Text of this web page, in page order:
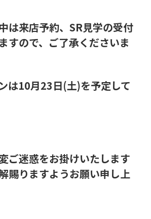
は来店予約、SR見学の受付
すので、ご了承くださいま
は10月23日(土)を予定して
ご迷惑をお掛けいたします
賜りますようお願い申し上